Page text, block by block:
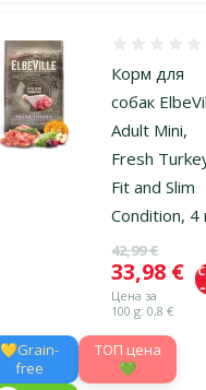
Корм для
собак
Adult Mini,
Fresh
Fit and Slim
Condition, 4
Исходная
42,99 €
Цена
33,98 €
Цена за
100 g: 0,8 €
💛Grain-
free
TOП цена
💚